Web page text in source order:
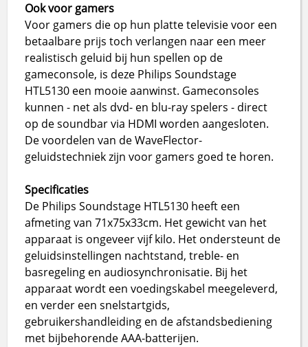
Ook voor gamers
Voor gamers die op hun platte televisie voor een
betaalbare prijs toch verlangen naar een meer
realistisch geluid bij hun spellen op de
gameconsole, is deze Philips Soundstage
HTL5130 een mooie aanwinst. Gameconsoles
kunnen - net als dvd- en blu-ray spelers - direct
op de soundbar via HDMI worden aangesloten.
De voordelen van de WaveFlector-
geluidstechniek zijn voor gamers goed te horen.
Specificaties
De Philips Soundstage HTL5130 heeft een
afmeting van 71x75x33cm. Het gewicht van het
apparaat is ongeveer vijf kilo. Het ondersteunt de
geluidsinstellingen nachtstand, treble- en
basregeling en audiosynchronisatie. Bij het
apparaat wordt een voedingskabel meegeleverd,
en verder een snelstartgids,
gebruikershandleiding en de afstandsbediening
met bijbehorende AAA-batterijen.